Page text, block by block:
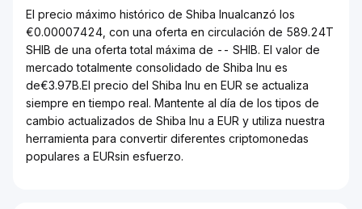
El precio máximo histórico de Shiba Inualcanzó los
€0.00007424, con una oferta en circulación de 589.24T
SHIB de una oferta total máxima de -- SHIB. El valor de
mercado totalmente consolidado de Shiba Inu es
de€3.97B.El precio del Shiba Inu en EUR se actualiza
siempre en tiempo real. Mantente al día de los tipos de
cambio actualizados de Shiba Inu a EUR y utiliza nuestra
herramienta para convertir diferentes criptomonedas
populares a EURsin esfuerzo.